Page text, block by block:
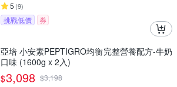
5 (9)
挑戰低價 券
亞培 小安素PEPTIGRO均衡完整營養配方-牛奶
口味 (1600g x 2入)
$3,098 $3,198